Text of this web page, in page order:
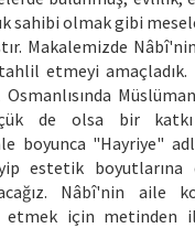
sahibi olmak gibi
Makalemizde
etmeyi amaçladık.
de olsa bir katkı
boyunca "Hayriye"
estetik boyutlarına
Nâbî'nin aile
etmek için metinden